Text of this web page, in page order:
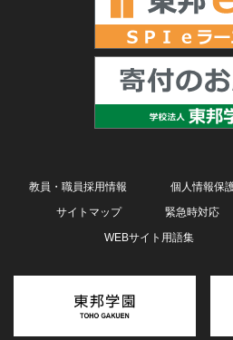
教員・職員採用情報 個人情報保
サイトマップ
緊急時対応
WEBサイト用語集